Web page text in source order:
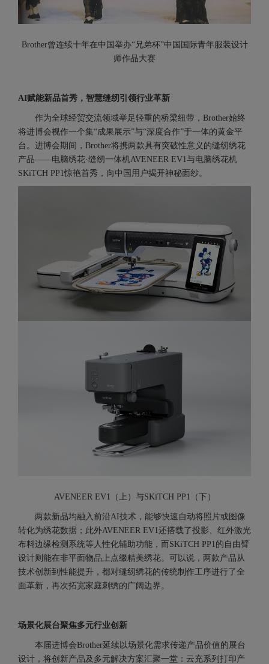
Brother曾连续十年在中国举办“兄弟杯”中国国际青年服装设计
师作品大赛
AI赋能新品首秀，智慧缝纫引领行业革新
作为全球经贸交流领域举足轻重的桥梁纽带，Brother始终
将进博会视作一个集“成果展示”与“深度合作”于一体的黄金平
台。进博会期间，Brother将携两款具有突破性意义的缝纫绣花
产品——电脑绣花·缝纫一体机AVENEER EV1与电脑绣花机
SKiTCH PP1惊艳首秀，向中国用户揭开神秘面纱。
AVENEER EV1（上）与SKiTCH PP1（下）
两款新品均融入前沿AI技术，能够快速自动将照片或图像
转化为绣花数据；此外AVENEER EV1还搭载了投影、红外激光
布料边缘检测系统等人性化辅助功能，而SKiTCH PP1的自由臂
设计则能在非平面物品上点缀精美绣花。可以说，两款产品从
技术创新到性能提升，都对缝纫绣花的传统制作工序进行了全
面革新，再次拓宽家庭刺绣的广阔边界。
场景化展台聚焦多元行业创新
本届进博会Brother延续以场景化需求传递产品价值的展台
设计，将创新产品及多元解决方案汇聚一堂：云充系列打印产